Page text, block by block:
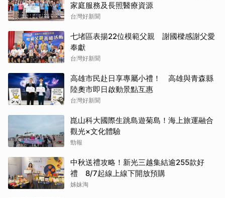
家庭服務及長照醫療資源
台灣好新聞
七堵區表揚22位模範父親 謝國樑感謝父愛
奉獻
台灣好新聞
高雄市民赴日享專屬小禮！ 高雄與青森縣
陸奧市即日啟動景點互惠
台灣好新聞
崑山科大國際生跳島遊菊島！海上旅運融合
觀光×文化體驗
勁報
中秋送禮攻略！新光三越集結逾255款好
禮 8/7起線上線下開放預購
姊妹淘